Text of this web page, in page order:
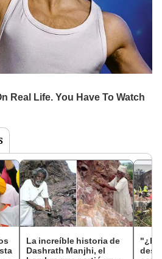
La increíble historia de
Dashrath Manjhi, el